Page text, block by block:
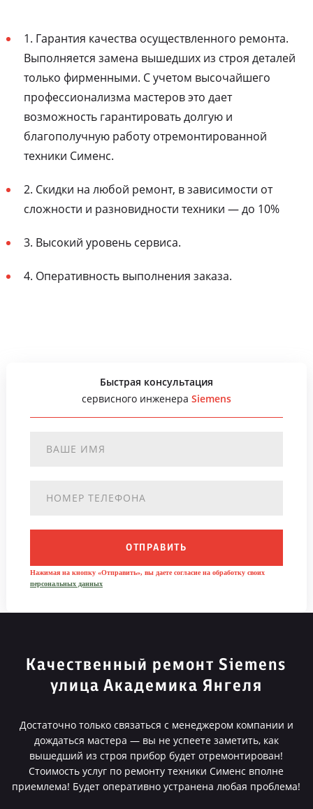
1. Гарантия качества осуществленного ремонта.
Выполняется замена вышедших из строя деталей
только фирменными. С учетом высочайшего
профессионализма мастеров это дает
возможность гарантировать долгую и
благополучную работу отремонтированной
техники Сименс.
2. Скидки на любой ремонт, в зависимости от
сложности и разновидности техники — до 10%
3. Высокий уровень сервиса.
4. Оперативность выполнения заказа.
Быстрая консультация
сервисного инженера Siemens
ОТПРАВИТЬ
Нажимая на кнопку «Отправить», вы даете согласие на обработку своих
персональных данных
Качественный ремонт Siemens
улица Академика Янгеля
Достаточно только связаться с менеджером компании и
дождаться мастера — вы не успеете заметить, как
вышедший из строя прибор будет отремонтирован!
Стоимость услуг по ремонту техники Сименс вполне
приемлема! Будет оперативно устранена любая проблема!